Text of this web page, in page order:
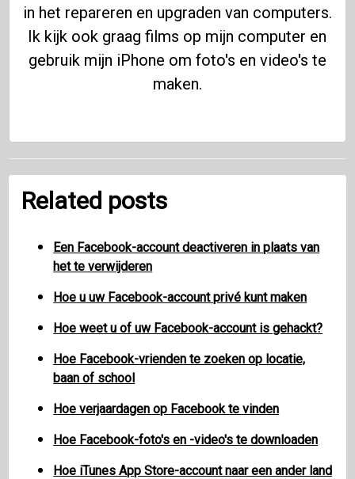
in het repareren en upgraden van computers.
Ik kijk ook graag films op mijn computer en
gebruik mijn iPhone om foto's en video's te
maken.
Related posts
Een Facebook-account deactiveren in plaats van
het te verwijderen
Hoe u uw Facebook-account privé kunt maken
Hoe weet u of uw Facebook-account is gehackt?
Hoe Facebook-vrienden te zoeken op locatie,
baan of school
Hoe verjaardagen op Facebook te vinden
Hoe Facebook-foto's en -video's te downloaden
Hoe iTunes App Store-account naar een ander land